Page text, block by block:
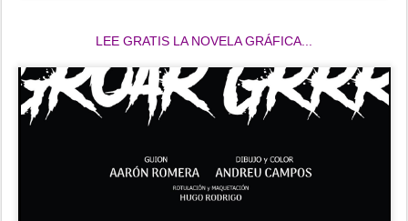
LEE GRATIS LA NOVELA GRÁFICA...